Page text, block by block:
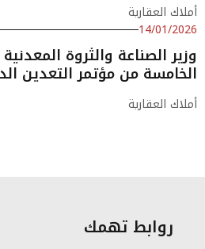
أملاك العقارية
14/01/2026
وزير الصناعة والثروة
الخامسة من مؤتمر التعدين
أملاك العقارية
روابط تهمك